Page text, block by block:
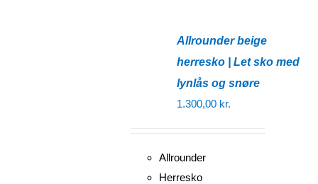
Allrounder beige
herresko | Let sko med
lynlås og snøre
1.300,00 kr.
Allrounder
Herresko